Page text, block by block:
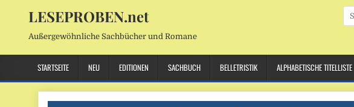
LESEPROBEN.net
Außergewöhnliche Sachbücher und Romane
STARTSEITE NEU EDITIONEN SACHBUCH BELLETRISTIK ALPHABETISCHE TITELLISTE